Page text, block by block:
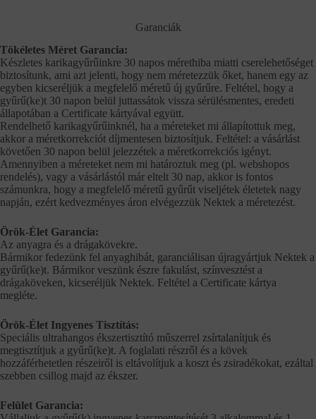
Garanciák
Tökéletes Méret Garancia:
Készletes karikagyűrűinkre 30 napos mérethiba miatti cserelehetőséget
biztosítunk, ami azt jelenti, hogy nem méretezzük őket, hanem egy az
egyben kicseréljük a megfelelő méretű új gyűrűre. Feltétel, hogy a
gyűrű(ke)t 30 napon belül juttassátok vissza sérülésmentes, eredeti
állapotában a Certificate kártyával együtt.
Rendelhető karikagyűrűinknél, ha a méreteket mi állapítottuk meg,
akkor a méretkorrekciót díjmentesen biztosítjuk. Feltétel: a vásárlást
követően 30 napon belül jelezzétek a méretkorrekciós igényt.
Amennyiben a méreteket nem mi határoztuk meg (pl. webshopos
rendelés), vagy a vásárlástól már eltelt 30 nap, akkor is fontos
számunkra, hogy a megfelelő méretű gyűrűt viseljétek életetek nagy
napján, ezért kedvezményes áron elvégezzük Nektek a méretezést.
Örök-Élet Garancia:
Az anyagra és a drágakövekre.
Bármikor fedezünk fel anyaghibát, garanciálisan újragyártjuk Nektek a
gyűrű(ke)t. Bármikor veszünk észre fakulást, színvesztést a
drágaköveken, kicseréljük Nektek. Feltétel a Certificate kártya
megléte.
Örök-Élet Ingyenes Tisztítás:
Speciális ultrahangos ékszertisztító műszerrel zsírtalanítjuk és
megtisztítjuk a gyűrű(ke)t. A foglalati részről és a kövek
hozzáférhetetlen részeiről is eltávolítjuk a koszt és zsiradékokat, ezáltal
szebben csillog majd az ékszer.
Felület Garancia: